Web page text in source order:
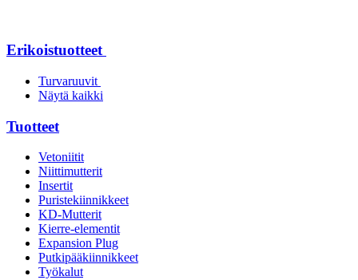
Erikoistuotteet
Turvaruuvit
Näytä kaikki
Tuotteet
Vetoniitit
Niittimutterit
Insertit
Puristekiinnikkeet
KD-Mutterit
Kierre-elementit
Expansion Plug
Putkipääkiinnikkeet
Työkalut